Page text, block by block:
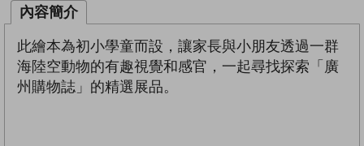
內容簡介
此繪本為初小學童而設，讓家長與小朋友透過一群
海陸空動物的有趣視覺和感官，一起尋找探索「廣
州購物誌」的精選展品。